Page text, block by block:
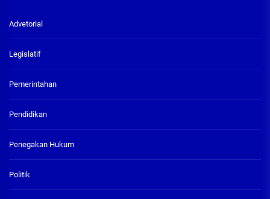
Advetorial
Legislatif
Pemerintahan
Pendidikan
Penegakan Hukum
Politik